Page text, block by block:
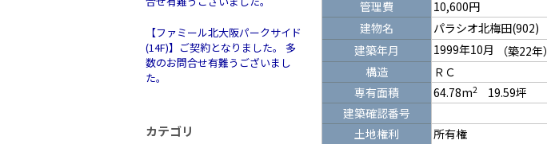
【ファミール北大阪パークサイド
(14F)】ご契約となりました。 多
数のお問合せ有難うございまし
た。
カテゴリ
管理費
10,600円
建物名
パラシオ北梅田(902)
建築年月
1999年10月 （築22年）
構造
ＲＣ
専有面積
64.78m2 19.59坪
建築確認番号
土地権利
所有権